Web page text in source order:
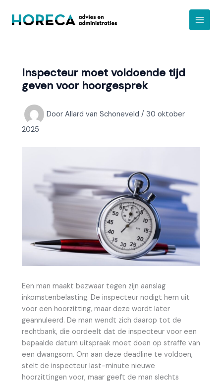
naar
Inspecteur moet voldoende tijd
geven voor hoorgesprek
Door Allard van Schoneveld / 30 oktober
2025
Een man maakt bezwaar tegen zijn aanslag
inkomstenbelasting. De inspecteur nodigt hem uit
voor een hoorzitting, maar deze wordt later
geannuleerd. De man wendt zich daarop tot de
rechtbank, die oordeelt dat de inspecteur voor een
bepaalde datum uitspraak moet doen op straffe van
een dwangsom. Om aan deze deadline te voldoen,
stelt de inspecteur last-minute nieuwe
hoorzittingen voor, maar geeft de man slechts